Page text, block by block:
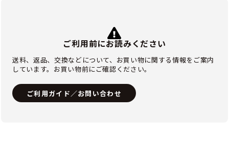
ご利用前にお読みください
送料、返品、交換などについて、お買い物に関する情報をご案内
しています。お買い物前にご確認ください。
ご利用ガイド／お問い合わせ